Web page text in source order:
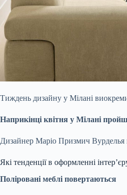
Тиждень дизайну у Мілані
Наприкінці квітня у Мілані
Дизайнер Маріо Призмич Вурделья
Які тенденції в оформленні
Поліровані меблі повертаються